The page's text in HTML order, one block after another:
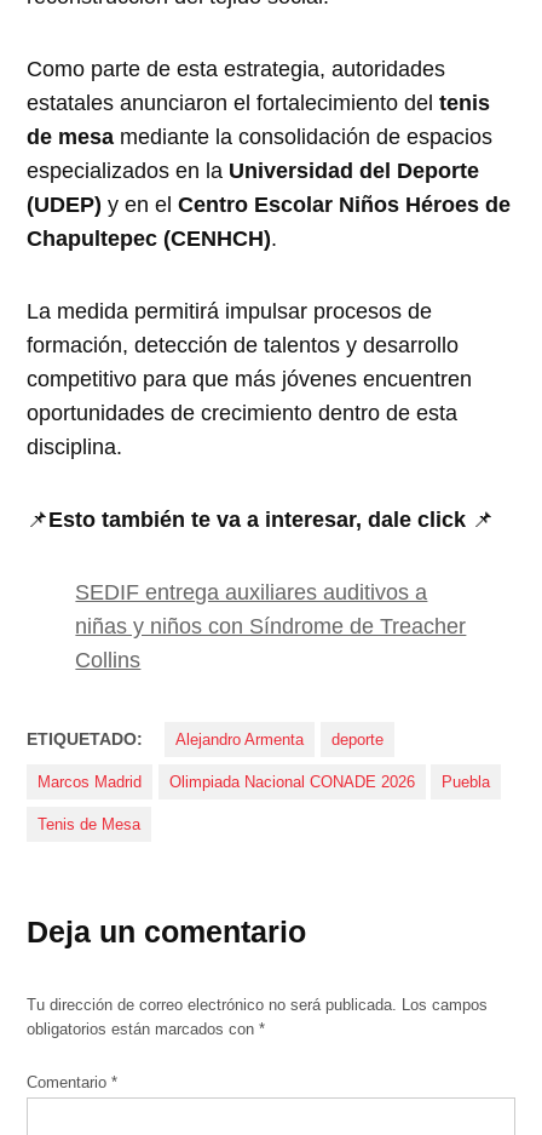
Como parte de esta estrategia, autoridades
estatales anunciaron el fortalecimiento deltenis
de mesa mediante la consolidación de espacios
especializados en la Universidad del Deporte
(UDEP) y en elCentro Escolar Niños Héroes de
Chapultepec (CENHCH).
La medida permitirá impulsar procesos de
formación, detección de talentos y desarrollo
competitivo para que más jóvenes encuentren
oportunidades de crecimiento dentro de esta
disciplina.
📌Esto también te va a interesar, dale click 📌
SEDIF entrega auxiliares auditivos a
niñas y niños con Síndrome de Treacher
Collins
ETIQUETADO: Alejandro Armenta deporte
Marcos Madrid Olimpiada Nacional CONADE 2026 Puebla
Tenis de Mesa
Deja un comentario
Tu dirección de correo electrónico no será publicada. Los campos
obligatorios están marcados con*
Comentario*